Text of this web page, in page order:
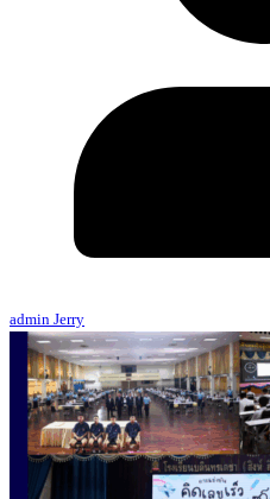
admin Jerry